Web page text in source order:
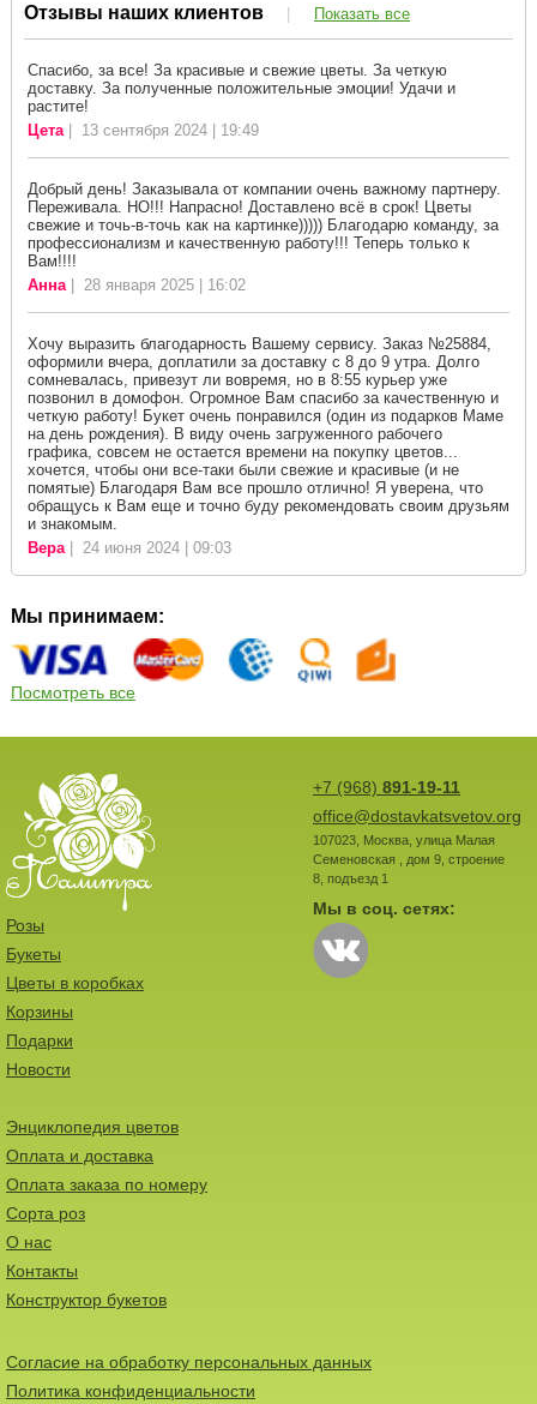
Отзывы наших клиентов | Показать все
Спасибо, за все! За красивые и свежие цветы. За четкую
доставку. За полученные положительные эмоции! Удачи и
растите!
Цета| 13 сентября 2024 | 19:49
Добрый день! Заказывала от компании очень важному партнеру.
Переживала. НО!!! Напрасно! Доставлено всё в срок! Цветы
свежие и точь-в-точь как на картинке))))) Благодарю команду, за
профессионализм и качественную работу!!! Теперь только к
Вам!!!!
Анна| 28 января 2025 | 16:02
Хочу выразить благодарность Вашему сервису. Заказ №25884,
оформили вчера, доплатили за доставку с 8 до 9 утра. Долго
сомневалась, привезут ли вовремя, но в 8:55 курьер уже
позвонил в домофон. Огромное Вам спасибо за качественную и
четкую работу! Букет очень понравился (один из подарков Маме
на день рождения). В виду очень загруженного рабочего
графика, совсем не остается времени на покупку цветов...
хочется, чтобы они все-таки были свежие и красивые (и не
помятые) Благодаря Вам все прошло отлично! Я уверена, что
обращусь к Вам еще и точно буду рекомендовать своим друзьям
и знакомым.
Вера| 24 июня 2024 | 09:03
Мы принимаем:
Посмотреть все
+7 (968) 891-19-11
office@dostavkatsvetov.org
107023, Москва, улица Малая
Семеновская , дом 9, строение
8, подъезд 1
Мы в соц. сетях:
Розы
Букеты
Цветы в коробках
Корзины
Подарки
Новости
Энциклопедия цветов
Оплата и доставка
Оплата заказа по номеру
Сорта роз
О нас
Контакты
Конструктор букетов
Согласие на обработку персональных данных
Политика конфиденциальности